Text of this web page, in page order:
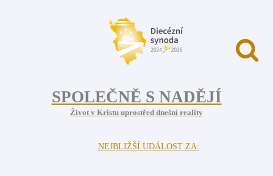
SPOLEČNĚ S NADĚJÍ
Život v Kristu uprostřed dnešní reality
NEJBLIŽŠÍ UDÁLOST ZA: